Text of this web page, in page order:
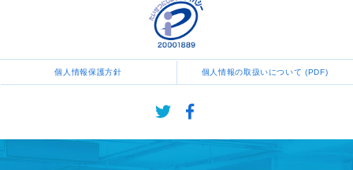
個人情報保護方針 個人情報の取扱いについて (PDF)